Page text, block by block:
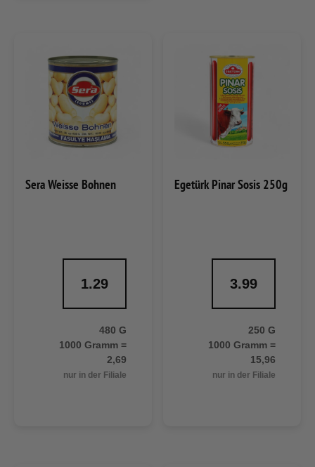
Sera Weisse Bohnen
1.29
480 G
1000 Gramm =
2,69
nur in der Filiale
Egetürk Pinar Sosis 250g
3.99
250 G
1000 Gramm =
15,96
nur in der Filiale